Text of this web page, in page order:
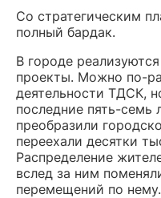
Со стратегическим
полный бардак.
В городе
проекты. Можно по-
деятельности ТДСК,
последние пять-семь
преобразили
переехали десятки
Распределение
вслед за ним
перемещений по нему.